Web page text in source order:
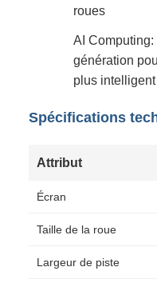
roues
AI
génération
plus intelligent
Spécifications
Attribut
Écran
Taille de la roue
Largeur de piste